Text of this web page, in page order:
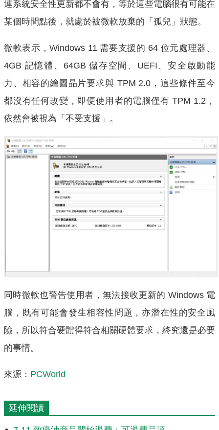
連系統安全性更新都不會有，等於這些電腦很有可能在
某個時間點後，就處於被微軟放棄的「孤兒」狀態。
微軟表示，Windows 11 需要支援的 64 位元處理器、
4GB 記憶體、64GB 儲存空間、UEFI、安全啟動能
力、相容的繪圖晶片要求與 TPM 2.0，這些條件至今
都沒有任何改變，即便使用者的電腦僅有 TPM 1.2，
依然會被視為「不受支援」。
同時微軟也警告使用者，無法接收更新的 Windows 電
腦，既有可能會發生相容性問題，亦潛在性的安全風
險，所以符合硬體得符合相關硬體要求，終究還是必要
的事情。
來源： PCWorld
延伸閱讀